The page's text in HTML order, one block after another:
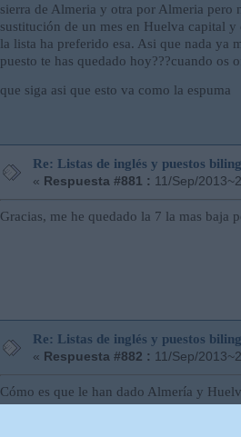
sierra de Almeria y otra por Almeria pero
sustitución de un mes en Huelva capital
la lista ha preferido esa. Asi que nada ya
puesto te has quedado hoy???cuando os
que siga asi que esto va como la espuma
Re: Listas de inglés y puestos
« Respuesta #881 : 11/Sep/
Gracias, me he quedado la 7 la mas baja
Re: Listas de inglés y puestos
« Respuesta #882 : 11/Sep/
Cómo es que le han dado Almería y